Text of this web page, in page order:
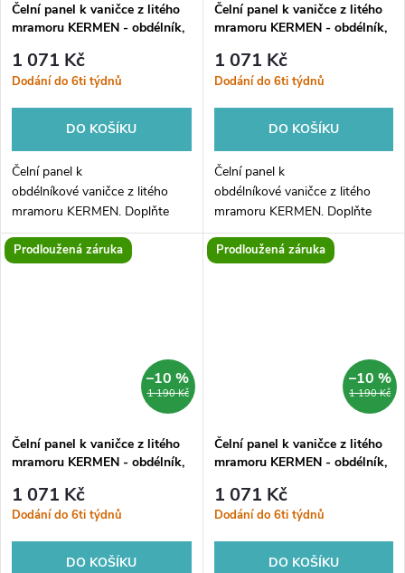
Čelní panel k vaničce z litého
mramoru KERMEN - obdélník,
1 071 Kč
Dodání do 6ti týdnů
DO KOŠÍKU
Čelní panel k
obdélníkové vaničce z litého
mramoru KERMEN. Doplňte
svou vaničku unikátním čelním
panelem a již nemusíte řešit
Čelní panel k vaničce z litého
mramoru KERMEN - obdélník,
1 071 Kč
Dodání do 6ti týdnů
DO KOŠÍKU
Čelní panel k
obdélníkové vaničce z litého
mramoru KERMEN. Doplňte
svou vaničku unikátním čelním
panelem a již nemusíte řešit
Prodloužená záruka
1 190 Kč
–10 %
Čelní panel k vaničce z litého
mramoru KERMEN - obdélník,
1 071 Kč
Dodání do 6ti týdnů
DO KOŠÍKU
Prodloužená záruka
1 190 Kč
–10 %
Čelní panel k vaničce z litého
mramoru KERMEN - obdélník,
1 071 Kč
Dodání do 6ti týdnů
DO KOŠÍKU